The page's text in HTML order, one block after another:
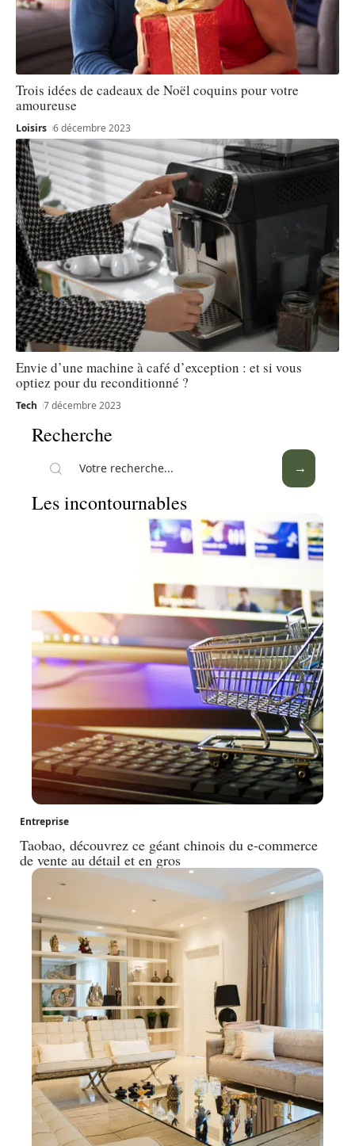
Trois idées de cadeaux de Noël coquins pour votre
amoureuse
Loisirs 6 décembre 2023
Envie d’une machine à café d’exception : et si vous
optiez pour du reconditionné ?
Tech 7 décembre 2023
Recherche
Les incontournables
Entreprise
Taobao, découvrez ce géant chinois du e-commerce
de vente au détail et en gros